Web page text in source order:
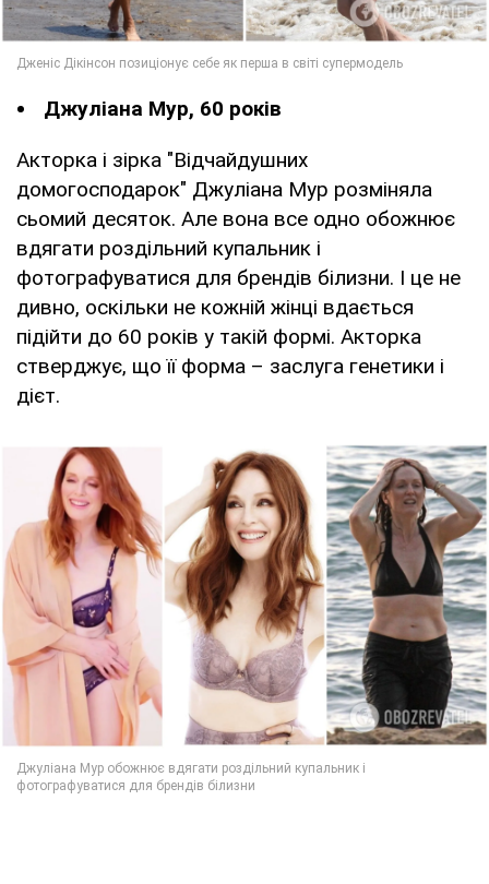
Джуліана Мур, 60 років
Акторка і зірка "Відчайдушних
домогосподарок" Джуліана Мур розміняла
сьомий десяток. Але вона все одно обожнює
вдягати роздільний купальник і
фотографуватися для брендів білизни. І це не
дивно, оскільки не кожній жінці вдається
підійти до 60 років у такій формі. Акторка
стверджує, що її форма – заслуга генетики і
дієт.